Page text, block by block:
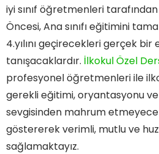
iyi sınıf öğretmenleri
Öncesi, Ana sınıfı eğitimini
4.yılını geçirecekleri gerçek
tanışacaklardır. İlkokul Özel
profesyonel öğretmenleri ile
gerekli eğitimi, oryantasyonu
sevgisinden mahrum
göstererek verimli, mutlu ve
sağlamaktayız.